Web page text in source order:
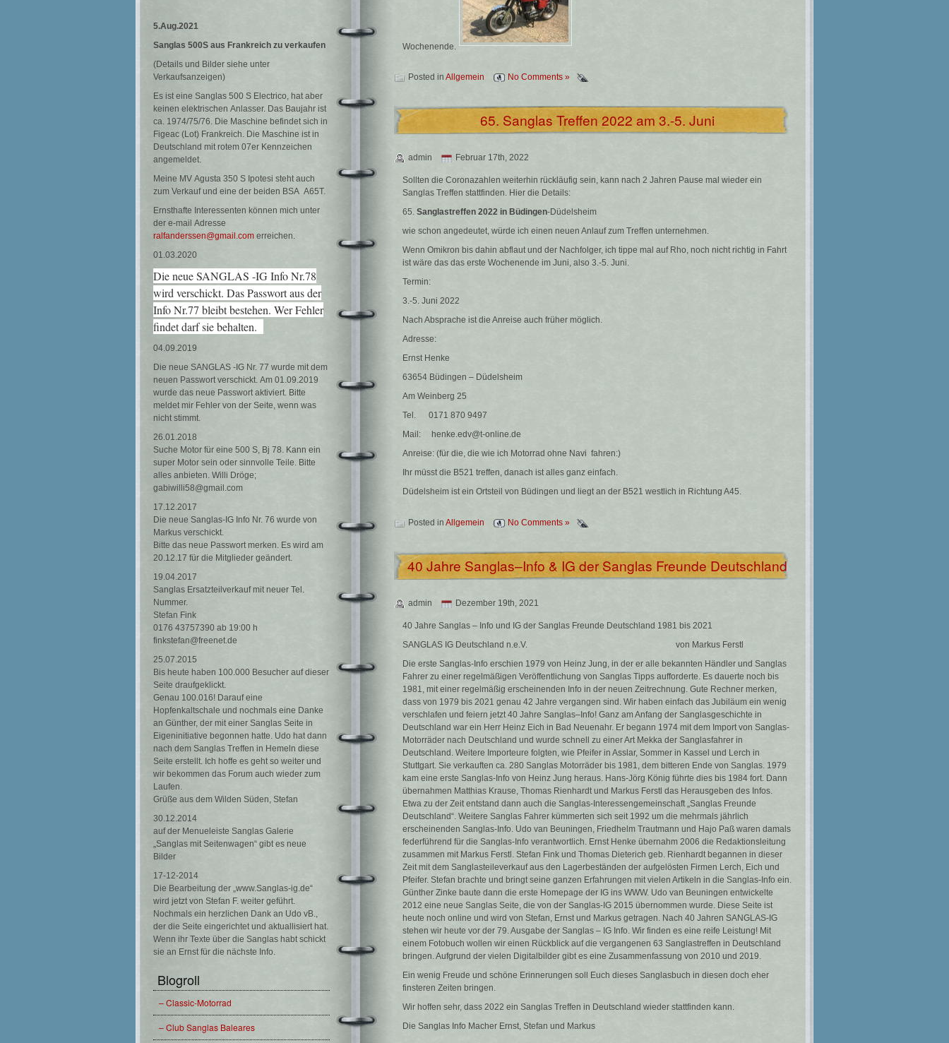
5.Aug.2021
Sanglas 500S aus Frankreich zu verkaufen
(Details und Bilder siehe unter
Verkaufsanzeigen)
Es ist eine Sanglas 500 S Electrico, hat aber
keinen elektrischen Anlasser. Das Baujahr ist
ca. 1974/75/76. Die Maschine befindet sich in
Figeac (Lot) Frankreich. Die Maschine ist in
Deutschland mit rotem 07er Kennzeichen
angemeldet.
Meine MV Agusta 350 S Ipotesi steht auch
zum Verkauf und eine der beiden BSA A65T.
Ernsthafte Interessenten können mich unter
der e-mail Adresse
ralfanderssen@gmail.com erreichen.
01.03.2020
Die neue SANGLAS -IG Info Nr.78
wird verschickt. Das Passwort aus der
Info Nr.77 bleibt bestehen. Wer Fehler
findet darf sie behalten.
04.09.2019
Die neue SANGLAS -IG Nr. 77 wurde mit dem
neuen Passwort verschickt. Am 01.09.2019
wurde das neue Passwort aktiviert. Bitte
meldet mir Fehler von der Seite, wenn was
nicht stimmt.
26.01.2018
Suche Motor für eine 500 S, Bj 78. Kann ein
super Motor sein oder sinnvolle Teile. Bitte
alles anbieten. Willi Dröge;
gabiwilli58@gmail.com
17.12.2017
Die neue Sanglas-IG Info Nr. 76 wurde von
Markus verschickt.
Bitte das neue Passwort merken. Es wird am
20.12.17 für die Mitglieder geändert.
19.04.2017
Sanglas Ersatzteilverkauf mit neuer Tel.
Nummer.
Stefan Fink
0176 43757390 ab 19:00 h
finkstefan@freenet.de
25.07.2015
Bis heute haben 100.000 Besucher auf dieser
Seite draufgeklickt.
Genau 100.016! Darauf eine
Hopfenkaltschale und nochmals eine Danke
an Günther, der mit einer Sanglas Seite in
Eigeninitiative begonnen hatte. Udo hat dann
nach dem Sanglas Treffen in Hemeln diese
Seite erstellt. Ich hoffe es geht so weiter und
wir bekommen das Forum auch wieder zum
Laufen.
Grüße aus dem Wilden Süden, Stefan
30.12.2014
auf der Menueleiste Sanglas Galerie
„Sanglas mit Seitenwagen“ gibt es neue
Bilder
17-12-2014
Die Bearbeitung der „www.Sanglas-ig.de“
wird jetzt von Stefan F. weiter geführt.
Nochmals ein herzlichen Dank an Udo vB.,
der die Seite eingerichtet und aktuallisiert hat.
Wenn ihr Texte über die Sanglas habt schickt
sie an Ernst für die nächste Info.
Blogroll
– Classic-Motorrad
– Club Sanglas Baleares
Wochenende.
Posted in Allgemein No Comments »
65. Sanglas Treffen 2022 am 3.-5. Juni
admin Februar 17th, 2022
Sollten die Coronazahlen weiterhin rückläufig sein, kann nach 2 Jahren Pause mal wieder ein
Sanglas Treffen stattfinden. Hier die Details:
65. Sanglastreffen 2022 in Büdingen-Düdelsheim
wie schon angedeutet, würde ich einen neuen Anlauf zum Treffen unternehmen.
Wenn Omikron bis dahin abflaut und der Nachfolger, ich tippe mal auf Rho, noch nicht richtig in Fahrt
ist wäre das das erste Wochenende im Juni, also 3.-5. Juni.
Termin:
3.-5. Juni 2022
Nach Absprache ist die Anreise auch früher möglich.
Adresse:
Ernst Henke
63654 Büdingen – Düdelsheim
Am Weinberg 25
Tel. 0171 870 9497
Mail: henke.edv@t-online.de
Anreise: (für die, die wie ich Motorrad ohne Navi fahren:)
Ihr müsst die B521 treffen, danach ist alles ganz einfach.
Düdelsheim ist ein Ortsteil von Büdingen und liegt an der B521 westlich in Richtung A45.
Posted in Allgemein No Comments »
40 Jahre Sanglas–Info & IG der Sanglas Freunde Deutschland
admin Dezember 19th, 2021
40 Jahre Sanglas – Info und IG der Sanglas Freunde Deutschland 1981 bis 2021
SANGLAS IG Deutschland n.e.V. von Markus Ferstl
Die erste Sanglas-Info erschien 1979 von Heinz Jung, in der er alle bekannten Händler und Sanglas
Fahrer zu einer regelmäßigen Veröffentlichung von Sanglas Tipps aufforderte. Es dauerte noch bis
1981, mit einer regelmäßig erscheinenden Info in der neuen Zeitrechnung. Gute Rechner merken,
dass von 1979 bis 2021 genau 42 Jahre vergangen sind. Wir haben einfach das Jubiläum ein wenig
verschlafen und feiern jetzt 40 Jahre Sanglas–Info! Ganz am Anfang der Sanglasgeschichte in
Deutschland war ein Herr Heinz Eich in Bad Neuenahr. Er begann 1974 mit dem Import von Sanglas-
Motorräder nach Deutschland und wurde schnell zu einer Art Mekka der Sanglasfahrer in
Deutschland. Weitere Importeure folgten, wie Pfeifer in Asslar, Sommer in Kassel und Lerch in
Stuttgart. Sie verkauften ca. 280 Sanglas Motorräder bis 1981, dem bitteren Ende von Sanglas. 1979
kam eine erste Sanglas-Info von Heinz Jung heraus. Hans-Jörg König führte dies bis 1984 fort. Dann
übernahmen Matthias Krause, Thomas Rienhardt und Markus Ferstl das Herausgeben des Infos.
Etwa zu der Zeit entstand dann auch die Sanglas-Interessengemeinschaft „Sanglas Freunde
Deutschland“. Weitere Sanglas Fahrer kümmerten sich seit 1992 um die mehrmals jährlich
erscheinenden Sanglas-Info. Udo van Beuningen, Friedhelm Trautmann und Hajo Paß waren damals
federführend für die Sanglas-Info verantwortlich. Ernst Henke übernahm 2006 die Redaktionsleitung
zusammen mit Markus Ferstl. Stefan Fink und Thomas Dieterich geb. Rienhardt begannen in dieser
Zeit mit dem Sanglasteileverkauf aus den Lagerbeständen der aufgelösten Firmen Lerch, Eich und
Pfeifer. Stefan brachte und bringt seine ganzen Erfahrungen mit vielen Artikeln in die Sanglas-Info ein.
Günther Zinke baute dann die erste Homepage der IG ins WWW. Udo van Beuningen entwickelte
2012 eine neue Sanglas Seite, die von der Sanglas-IG 2015 übernommen wurde. Diese Seite ist
heute noch online und wird von Stefan, Ernst und Markus getragen. Nach 40 Jahren SANGLAS-IG
stehen wir heute vor der 79. Ausgabe der Sanglas – IG Info. Wir finden es eine reife Leistung! Mit
einem Fotobuch wollen wir einen Rückblick auf die vergangenen 63 Sanglastreffen in Deutschland
bringen. Aufgrund der vielen Digitalbilder gibt es eine Zusammenfassung von 2010 und 2019.
Ein wenig Freude und schöne Erinnerungen soll Euch dieses Sanglasbuch in diesen doch eher
finsteren Zeiten bringen.
Wir hoffen sehr, dass 2022 ein Sanglas Treffen in Deutschland wieder stattfinden kann.
Die Sanglas Info Macher Ernst, Stefan und Markus